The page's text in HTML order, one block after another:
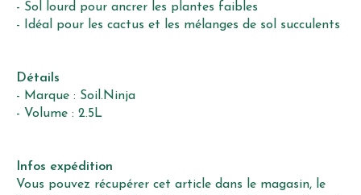
- Sol lourd pour ancrer les plantes faibles
- Idéal pour les cactus et les mélanges de sol succulents
Détails
- Marque : Soil.Ninja
- Volume : 2.5L
Infos expédition
Vous pouvez récupérer cet article dans le magasin, le